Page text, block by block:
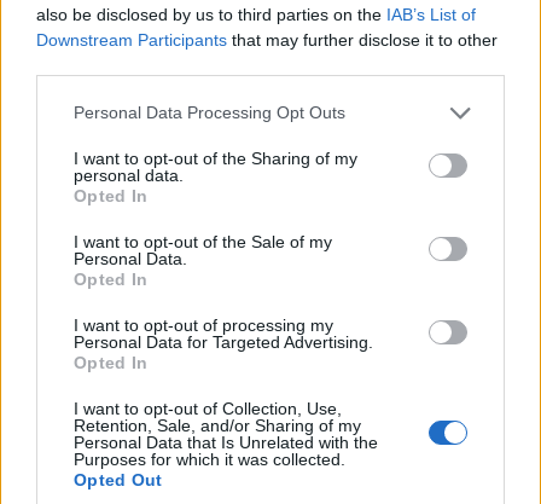
also be disclosed by us to third parties on the IAB’s List of
Downstream Participants that may further disclose it to other
Please note that this website/app uses one or more Google
not limited to your visit or usage behaviour. You may click to
grant or deny consent to Google and its third-party tags to
use your data for below specified purposes in below Google
consent section.
Personal Data Processing Opt Outs
I want to opt-out of the Sharing of my
personal data.
Opted In
I want to opt-out of the Sale of my
Personal Data.
Opted In
I want to opt-out of processing my
Personal Data for Targeted Advertising.
Opted In
I want to opt-out of Collection, Use,
Retention, Sale, and/or Sharing of my
Personal Data that Is Unrelated with the
Purposes for which it was collected.
Opted Out
Αρχιεπισκοπή Αμερικής: Ο Ελπιδοφόρος δεν
έκανε δεκτή την παραίτηση του διευθυντή του
οίκου ευγηρίας του Αγίου Μιχαήλ